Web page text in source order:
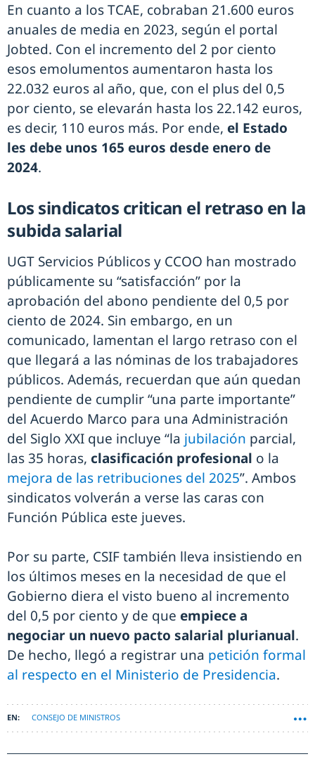
En cuanto a los TCAE, cobraban 21.600 euros
anuales de media en 2023, según el portal
Jobted. Con el incremento del 2 por ciento
esos emolumentos aumentaron hasta los
22.032 euros al año, que, con el plus del 0,5
por ciento, se elevarán hasta los 22.142 euros,
es decir, 110 euros más. Por ende, el Estado
les debe unos 165 euros desde enero de
2024.
Los sindicatos critican el retraso en la
subida salarial
UGT Servicios Públicos y CCOO han mostrado
públicamente su “satisfacción” por la
aprobación del abono pendiente del 0,5 por
ciento de 2024. Sin embargo, en un
comunicado, lamentan el largo retraso con el
que llegará a las nóminas de los trabajadores
públicos. Además, recuerdan que aún quedan
pendiente de cumplir “una parte importante”
del Acuerdo Marco para una Administración
del Siglo XXI que incluye “la jubilación parcial,
las 35 horas, clasificación profesional o la
mejora de las retribuciones del 2025”. Ambos
sindicatos volverán a verse las caras con
Función Pública este jueves.
Por su parte, CSIF también lleva insistiendo en
los últimos meses en la necesidad de que el
Gobierno diera el visto bueno al incremento
del 0,5 por ciento y de que empiece a
negociar un nuevo pacto salarial plurianual.
De hecho, llegó a registrar una petición formal
al respecto en el Ministerio de Presidencia.
CONSEJO DE MINISTROS